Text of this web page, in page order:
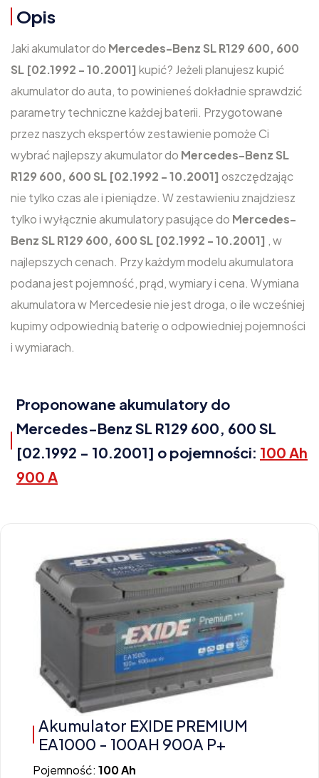
Opis
Jaki akumulator do Mercedes-Benz SL R129 600, 600
SL [02.1992 - 10.2001] kupić? Jeżeli planujesz kupić
akumulator do auta, to powinieneś dokładnie sprawdzić
parametry techniczne każdej baterii. Przygotowane
przez naszych ekspertów zestawienie pomoże Ci
wybrać najlepszy akumulator do Mercedes-Benz SL
R129 600, 600 SL [02.1992 - 10.2001] oszczędzając
nie tylko czas ale i pieniądze. W zestawieniu znajdziesz
tylko i wyłącznie akumulatory pasujące do Mercedes-
Benz SL R129 600, 600 SL [02.1992 - 10.2001] , w
najlepszych cenach. Przy każdym modelu akumulatora
podana jest pojemność, prąd, wymiary i cena. Wymiana
akumulatora w Mercedesie nie jest droga, o ile wcześniej
kupimy odpowiednią baterię o odpowiedniej pojemności
i wymiarach.
Proponowane akumulatory do
Mercedes-Benz SL R129 600, 600 SL
[02.1992 - 10.2001] o pojemności: 100 Ah
900 A
Akumulator EXIDE PREMIUM
EA1000 - 100AH 900A P+
Pojemność: 100 Ah